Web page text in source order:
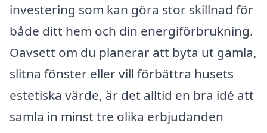
investering som kan göra stor skillnad för
både ditt hem och din energiförbrukning.
Oavsett om du planerar att byta ut gamla,
slitna fönster eller vill förbättra husets
estetiska värde, är det alltid en bra idé att
samla in minst tre olika erbjudanden